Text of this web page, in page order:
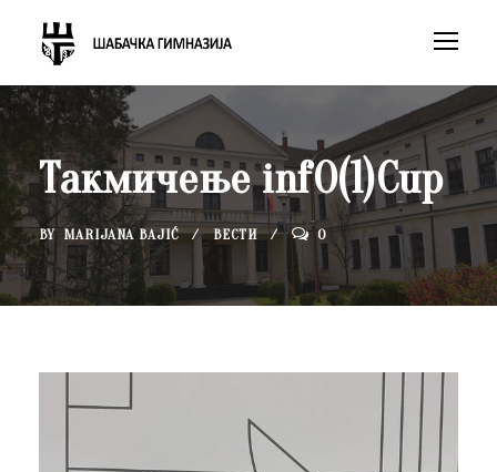
Такмичење infO(1)Cup
BY MARIJANA BAJIĆ ВЕСТИ 0